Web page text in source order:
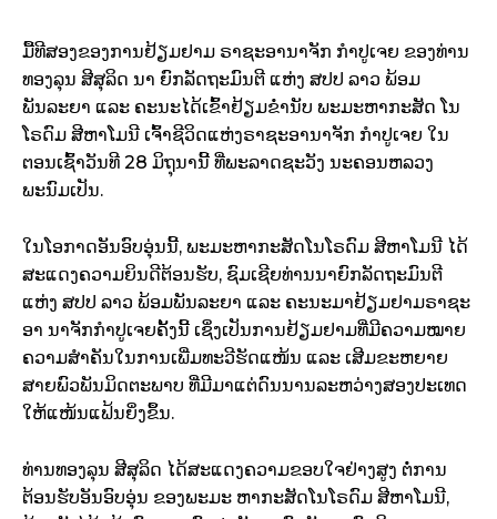
ມື້ທີສອງຂອງການຢ້ຽມຢາມ ຣາຊະອານາຈັກ ກຳປູເຈຍ ຂອງທ່ານ
ທອງລຸນ ສີສຸລິດ ນາ ຍົກລັດຖະມົນຕີ ແຫ່ງ ສປປ ລາວ ພ້ອມ
ພັນລະຍາ ແລະ ຄະນະໄດ້ເຂົ້າຢ້ຽມຂໍ່ານັບ ພະມະຫາກະສັດ ໂນ
ໂຣດົມ ສີຫາໂມນີ ເຈົ້າຊີວິດແຫ່ງຣາຊະອານາຈັກ ກຳປູເຈຍ ໃນ
ຕອນເຊົ້າວັນທີ 28 ມິຖຸນານີ້ ທີ່ພະລາດຊະວັງ ນະຄອນຫລວງ
ພະນົມເປັນ.
ໃນໂອກາດອັນອົບອຸ່ນນີ້, ພະມະຫາກະສັດໂນໂຣດົມ ສີຫາໂມນີ ໄດ້
ສະແດງຄວາມຍິນດີຕ້ອນຮັບ, ຊົມເຊີຍທ່ານນາຍົກລັດຖະມົນຕີ
ແຫ່ງ ສປປ ລາວ ພ້ອມພັນລະຍາ ແລະ ຄະນະມາຢ້ຽມຢາມຣາຊະ
ອາ ນາຈັກກຳປູເຈຍຄັ້ງນີ້ ເຊິ່ງເປັນການຢ້ຽມຢາມທີ່ມີຄວາມໝາຍ
ຄວາມສຳຄັນໃນການເພີ່ມທະວີຮັດແໜ້ນ ແລະ ເສີມຂະຫຍາຍ
ສາຍພົວພັນມິດຕະພາບ ທີ່ມີມາແຕ່ດົນນານລະຫວ່າງສອງປະເທດ
ໃຫ້ແໜ້ນແຟ້ນຍິ່ງຂຶ້ນ.
ທ່ານທອງລຸນ ສີສຸລິດ ໄດ້ສະແດງຄວາມຂອບໃຈຢ່າງສູງ ຕໍ່ການ
ຕ້ອນຮັບອັນອົບອຸ່ນ ຂອງພະມະ ຫາກະສັດໂນໂຣດົມ ສີຫາໂມນີ,